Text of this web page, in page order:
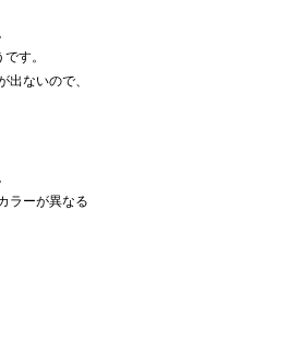
す。
ないので、
ラーが異なる